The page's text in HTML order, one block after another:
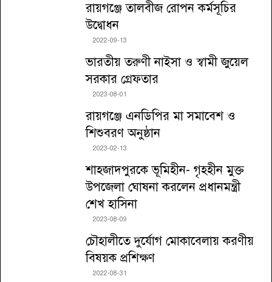
রায়গঞ্জে তালবীজ রোপন কর্মসূচির
উদ্বোধন
2022-09-13
ভারতীয় তরুণী নাইসা ও স্বামী জুয়েল
সরকার গ্রেফতার
2023-08-01
রায়গঞ্জে এনডিপির মা সমাবেশ ও
শিশুবরণ অনুষ্ঠান
2023-02-13
শাহজাদপুরকে ভূমিহীন- গৃহহীন মুক্ত
উপজেলা ঘোষনা করলেন প্রধানমন্ত্রী
শেখ হাসিনা
2023-08-09
চৌহালীতে দুর্যোগ মোকাবেলায় করণীয়
বিষয়ক প্রশিক্ষণ
2022-08-31